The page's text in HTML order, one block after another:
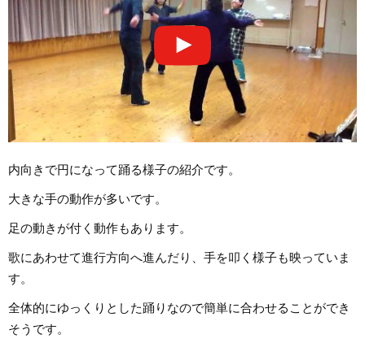
内向きで円になって踊る様子の紹介です。
大きな手の動作が多いです。
足の動きが付く動作もあります。
歌にあわせて進行方向へ進んだり、手を叩く様子も映っていま
す。
全体的にゆっくりとした踊りなので簡単に合わせることができ
そうです。